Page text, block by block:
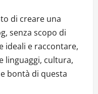
di creare una
senza scopo di
ideali e raccontare,
linguaggi, cultura,
bontà di questa